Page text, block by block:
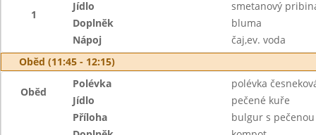
1
Jídlo
smetanový
Doplněk
bluma
Nápoj
čaj,ev. voda
Oběd (11:45 - 12:15)
Oběd
Polévka
polévka
Jídlo
pečené kuře
Příloha
bulgur s